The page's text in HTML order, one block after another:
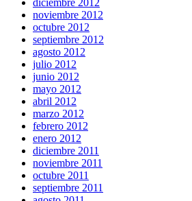
diciembre 2012
noviembre 2012
octubre 2012
septiembre 2012
agosto 2012
julio 2012
junio 2012
mayo 2012
abril 2012
marzo 2012
febrero 2012
enero 2012
diciembre 2011
noviembre 2011
octubre 2011
septiembre 2011